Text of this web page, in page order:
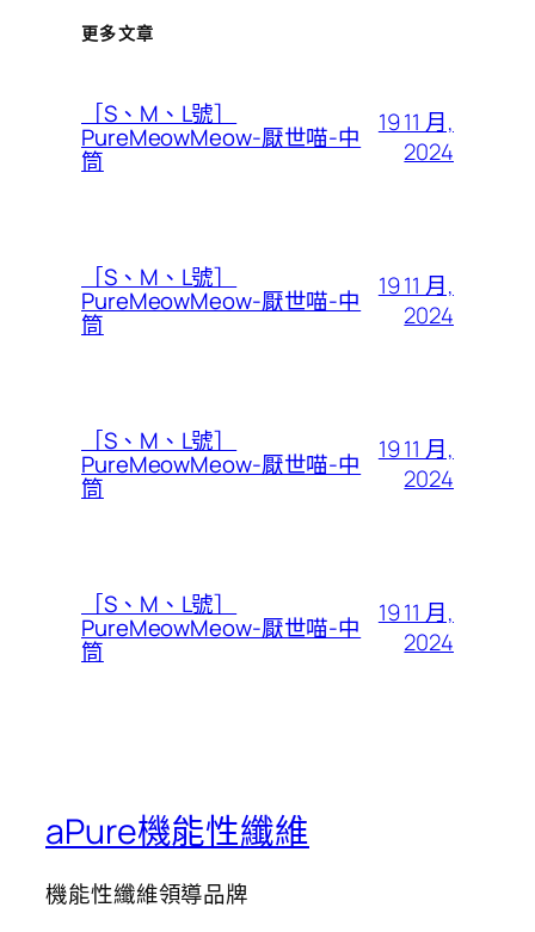
更多文章
［S、M、L號］
PureMeowMeow-厭世喵-中
筒
19 11 月,
2024
［S、M、L號］
PureMeowMeow-厭世喵-中
筒
19 11 月,
2024
［S、M、L號］
PureMeowMeow-厭世喵-中
筒
19 11 月,
2024
［S、M、L號］
PureMeowMeow-厭世喵-中
筒
19 11 月,
2024
aPure機能性纖維
機能性纖維領導品牌